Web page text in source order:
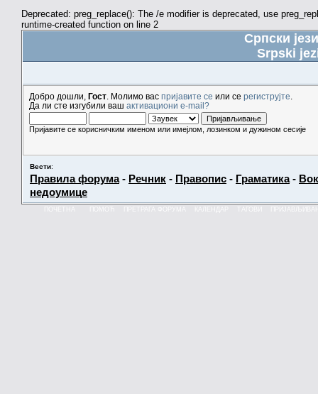
Deprecated: preg_replace(): The /e modifier is deprecated, use
runtime-created function on line 2
Српски
Srpski
Добро дошли, Гост . Молимо вас пријавите се или се региструјте
Да ли сте изгубили ваш активациони e-mail?
Пријавите се корисничким именом или имејлом, лозинком и дужином сесије
Вести:
Правила форума- Речник - Правопис - Граматика-
недоумице
КАЛЕНДАР